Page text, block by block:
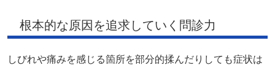
根本的な原因を追求していく問診力
しびれや痛みを感じる箇所を部分的揉んだりしても症状は